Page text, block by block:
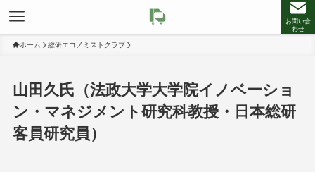
お問い合
わせ
ホーム 総研エコノミストクラブ
山田久氏（法政大学大学院イノベーショ
ン・マネジメント研究科教授・日本総研
客員研究員）